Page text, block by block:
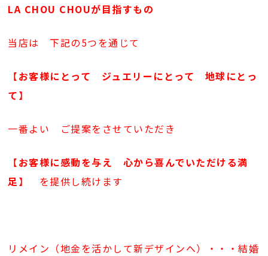
LA CHOU CHOUが目指すもの
当店は 下記の5つを通じて
【お客様にとって ジュエリーにとって 地球にとっ
て】
一番よい ご提案をさせていただき
【お客様に感動を与え 心から喜んでいただける満
足】 を提供し続けます
リメイン（地金を活かして新デザインへ）・・・結婚